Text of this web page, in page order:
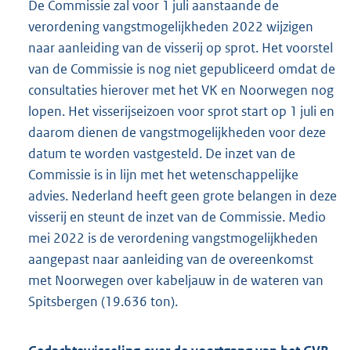
De Commissie zal voor 1 juli aanstaande de
verordening vangstmogelijkheden 2022 wijzigen
naar aanleiding van de visserij op sprot. Het voorstel
van de Commissie is nog niet gepubliceerd omdat de
consultaties hierover met het VK en Noorwegen nog
lopen. Het visserijseizoen voor sprot start op 1 juli en
daarom dienen de vangstmogelijkheden voor deze
datum te worden vastgesteld. De inzet van de
Commissie is in lijn met het wetenschappelijke
advies. Nederland heeft geen grote belangen in deze
visserij en steunt de inzet van de Commissie. Medio
mei 2022 is de verordening vangstmogelijkheden
aangepast naar aanleiding van de overeenkomst
met Noorwegen over kabeljauw in de wateren van
Spitsbergen (19.636 ton).